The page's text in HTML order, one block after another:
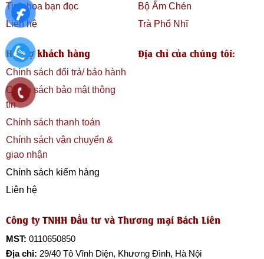
Tinh hoa bạn đọc
Liên hệ
Bộ Ấm Chén
Trà Phổ Nhĩ
Hỗ trợ khách hàng
Chính sách đổi trả/ bảo hành
Chính sách bảo mật thông
tin
Chính sách thanh toán
Chính sách vận chuyển &
giao nhận
Chính sách kiểm hàng
Liên hệ
Địa chỉ của chúng tôi:
Công ty TNHH Đầu tư và Thương mại Bách Liên
MST: 0110650850
Địa chỉ: 29/40 Tô Vĩnh Diện, Khương Đình, Hà Nội